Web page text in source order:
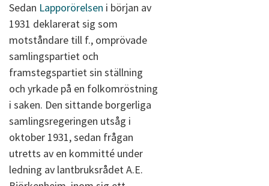
Sedan Lapporörelsen i början av
1931 deklarerat sig som
motståndare till f., omprövade
samlingspartiet och
framstegspartiet sin ställning
och yrkade på en folkomröstning
i saken. Den sittande borgerliga
samlingsregeringen utsåg i
oktober 1931, sedan frågan
utretts av en kommitté under
ledning av lantbruksrådet A.E.